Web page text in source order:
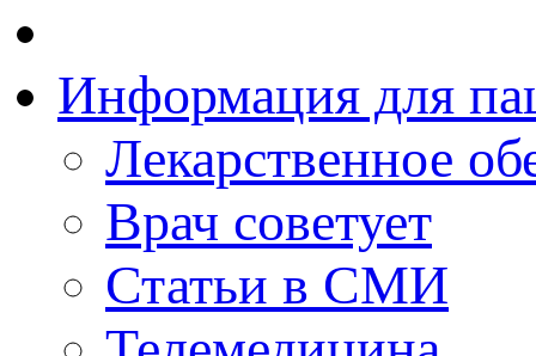
Информация для
Лекарственное
Врач советует
Статьи в СМИ